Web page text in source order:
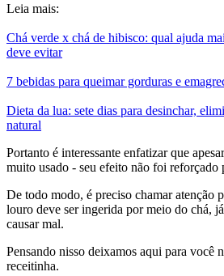
Leia mais:
Chá verde x chá de hibisco: qual ajuda
deve evitar
7 bebidas para queimar gorduras e
Dieta da lua: sete dias para desinchar,
natural
Portanto é interessante enfatizar que
muito usado - seu efeito não foi reforçado
De todo modo, é preciso chamar atenção
louro deve ser ingerida por meio do chá,
causar mal.
Pensando nisso deixamos aqui para você
receitinha.